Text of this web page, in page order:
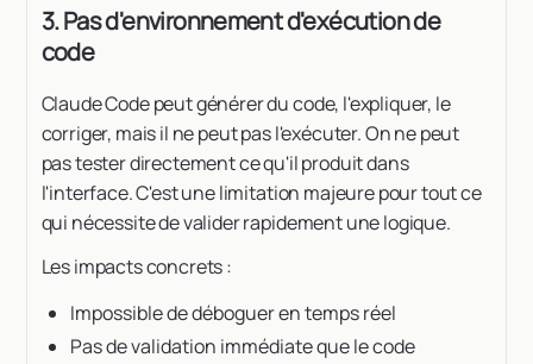
3. Pas d'environnement d'exécution de
code
Claude Code peut générer du code, l'expliquer, le
corriger, mais il ne peut pas l'exécuter. On ne peut
pas tester directement ce qu'il produit dans
l'interface. C'est une limitation majeure pour tout ce
qui nécessite de valider rapidement une logique.
Les impacts concrets :
Impossible de déboguer en temps réel
Pas de validation immédiate que le code